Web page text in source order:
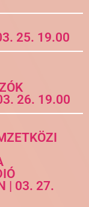
25. 19.00
26. 19.00
| 03. 27.